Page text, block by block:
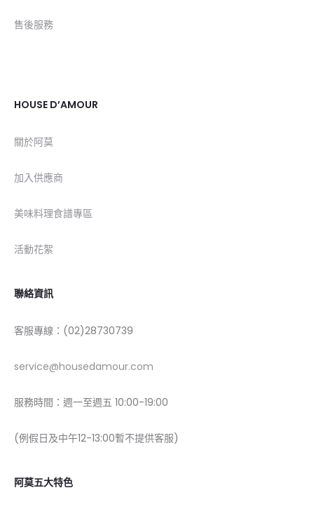
售後服務
HOUSE D’AMOUR
關於阿莫
加入供應商
美味料理食譜專區
活動花絮
聯絡資訊
客服專線：(02)28730739
service@housedamour.com
服務時間：週一至週五 10:00-19:00
(例假日及中午12-13:00暫不提供客服)
阿莫五大特色